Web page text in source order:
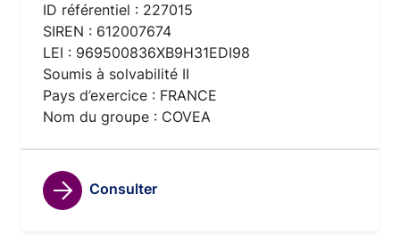
ID référentiel : 227015
SIREN : 612007674
LEI : 969500836XB9H31EDI98
Soumis à solvabilité II
Pays d’exercice : FRANCE
Nom du groupe : COVEA
Consulter